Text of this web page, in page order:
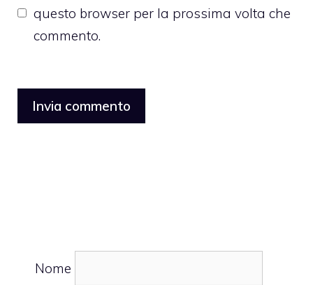
questo browser per la prossima volta che
commento.
Nome